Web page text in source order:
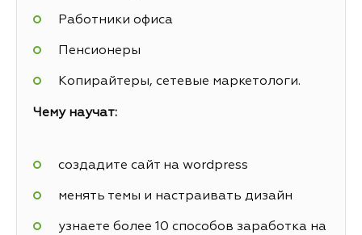
Работники офиса
Пенсионеры
Копирайтеры, сетевые маркетологи.
Чему научат:
создадите сайт на wordpress
менять темы и настраивать дизайн
узнаете более 10 способов заработка на